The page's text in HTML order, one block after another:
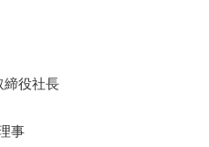
締役社長
事